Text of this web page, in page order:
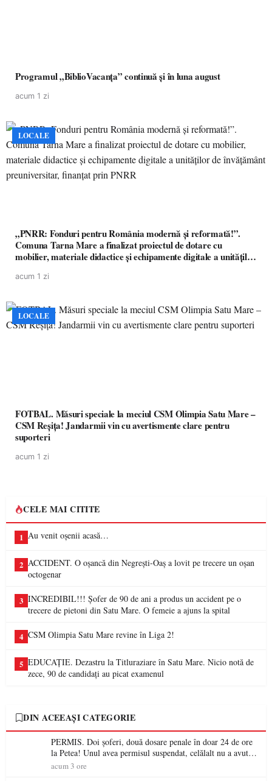
Programul „BiblioVacanța” continuă și în luna august
acum 1 zi
LOCALE
„PNRR: Fonduri pentru România modernă și reformată!”.
Comuna Tarna Mare a finalizat proiectul de dotare cu
mobilier, materiale didactice și echipamente digitale a unităților
acum 1 zi
LOCALE
FOTBAL. Măsuri speciale la meciul CSM Olimpia Satu Mare –
CSM Reșița! Jandarmii vin cu avertismente clare pentru
suporteri
acum 1 zi
CELE MAI CITITE
1 Au venit oșenii acasă…
2 ACCIDENT. O oșancă din Negrești-Oaș a lovit pe trecere un oșan
octogenar
3 INCREDIBIL!!! Șofer de 90 de ani a produs un accident pe o
trecere de pietoni din Satu Mare. O femeie a ajuns la spital
4 CSM Olimpia Satu Mare revine în Liga 2!
5 EDUCAȚIE. Dezastru la Titluraziare în Satu Mare. Nicio notă de
zece, 90 de candidați au picat examenul
DIN ACEEAȘI CATEGORIE
PERMIS. Doi șoferi, două dosare penale în doar 24 de ore
la Petea! Unul avea permisul suspendat, celălalt nu a avut
niciodată permis
acum 3 ore